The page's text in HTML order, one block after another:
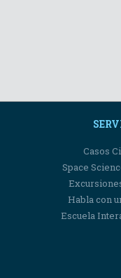
Casos
Space
Habla con
Escuela